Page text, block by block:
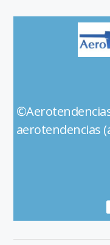
aerotendencias